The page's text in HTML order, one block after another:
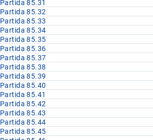
Partida 85.31
Partida 85.32
Partida 85.33
Partida 85.34
Partida 85.35
Partida 85.36
Partida 85.37
Partida 85.38
Partida 85.39
Partida 85.40
Partida 85.41
Partida 85.42
Partida 85.43
Partida 85.44
Partida 85.45